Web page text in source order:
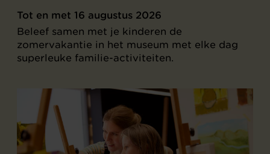
Tot en met 16 augustus 2026
Beleef samen met je kinderen de
zomervakantie in het museum met elke dag
superleuke familie-activiteiten.